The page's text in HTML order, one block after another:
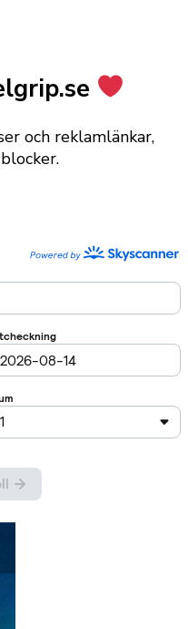
och reklamlänkar,